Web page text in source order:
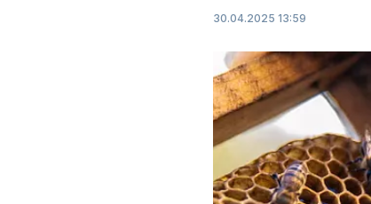
30.04.2025 13:59